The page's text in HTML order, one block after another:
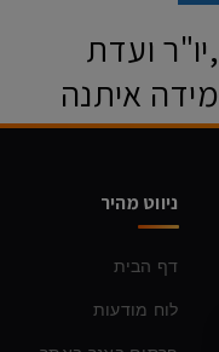
ועדת
איתנה
הדתית
אילנית הרוש, חברת
עם אישור
ניווט מהיר
דף הבית
לוח מודעות